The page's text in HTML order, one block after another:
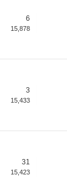
6
15,878
3
15,433
31
15,423